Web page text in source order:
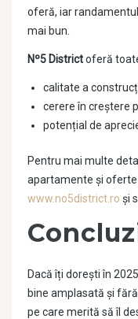
oferă, iar
mai bun.
Nº5 Districtoferă
calitate a
cerere în creștere
potențial de
Pentru mai multe
apartamente și
www.no5district.ro și
Dacă îți dorești în
bine amplasată și
pe care merită să îl